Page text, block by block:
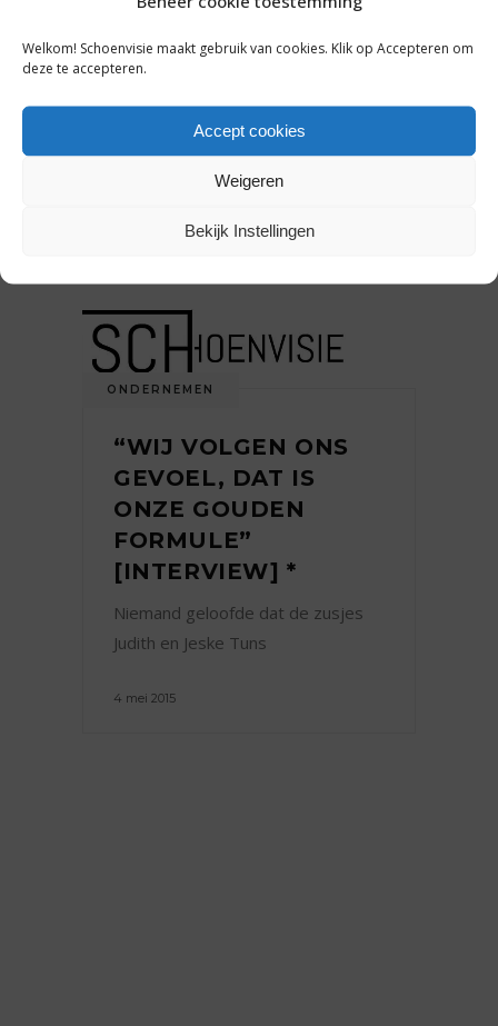
Welkom! Schoenvisie maakt gebruik van cookies. Klik op Accepteren om
deze te accepteren.
Accept cookies
Weigeren
Bekijk Instellingen
NIEUW GEZICHT:
JACKY VAN DIJK
[INTERVIEW]*
Jacky van Dijk (24) droomde van
ONDERNEMEN
“WIJ VOLGEN ONS
GEVOEL, DAT IS
ONZE GOUDEN
FORMULE”
[INTERVIEW] *
Niemand geloofde dat de zusjes
Judith en Jeske Tuns
4 mei 2015